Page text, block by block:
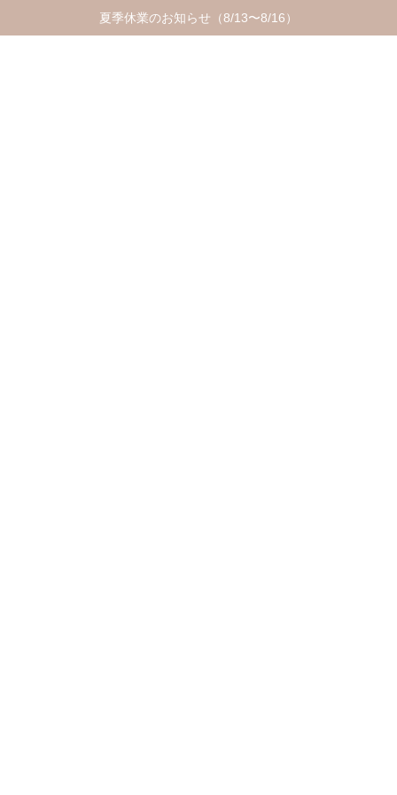
夏季休業のお知らせ（8/13〜8/16）